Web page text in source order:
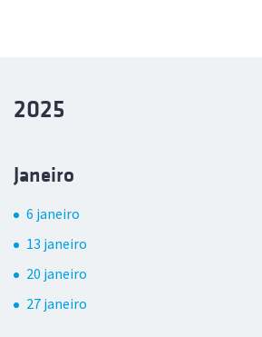
2025
Janeiro
6 janeiro
13 janeiro
20 janeiro
27 janeiro